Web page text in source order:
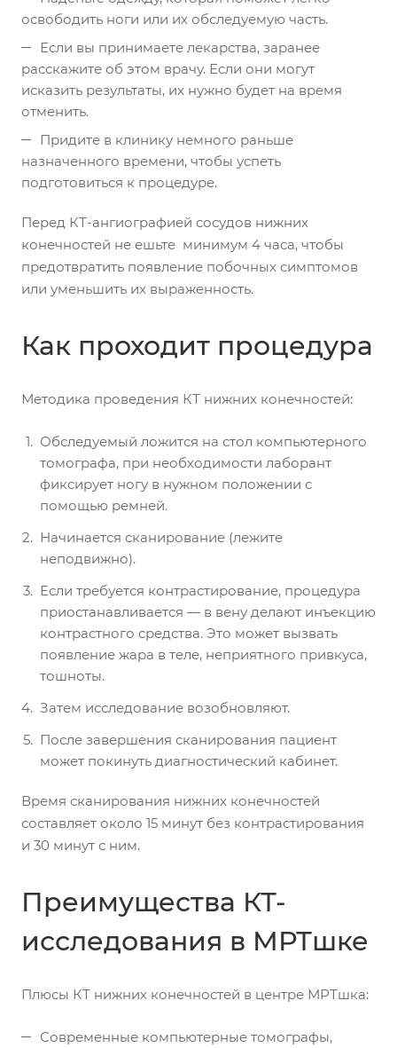
освободить ноги или их обследуемую часть.
Если вы принимаете лекарства, заранее
расскажите об этом врачу. Если они могут
исказить результаты, их нужно будет на время
отменить.
Придите в клинику немного раньше
назначенного времени, чтобы успеть
подготовиться к процедуре.
Перед КТ-ангиографией сосудов нижних
конечностей не ешьте минимум 4 часа, чтобы
предотвратить появление побочных симптомов
или уменьшить их выраженность.
Как проходит процедура
Методика проведения КТ нижних конечностей:
Обследуемый ложится на стол компьютерного
томографа, при необходимости лаборант
фиксирует ногу в нужном положении с
помощью ремней.
Начинается сканирование (лежите
неподвижно).
Если требуется контрастирование, процедура
приостанавливается — в вену делают инъекцию
контрастного средства. Это может вызвать
появление жара в теле, неприятного привкуса,
тошноты.
Затем исследование возобновляют.
После завершения сканирования пациент
может покинуть диагностический кабинет.
Время сканирования нижних конечностей
составляет около 15 минут без контрастирования
и 30 минут с ним.
Преимущества КТ-
исследования в МРТшке
Плюсы КТ нижних конечностей в центре МРТшка:
Современные компьютерные томографы,